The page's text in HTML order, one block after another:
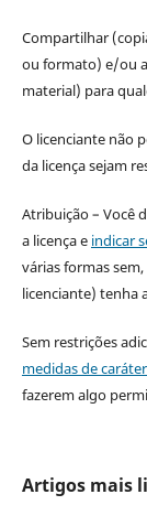
Compartilhar
ou formato) e/ou
material) para
O licenciante não
da licença sejam
Atribuição – Você
a licença e indicar
várias formas
licenciante) tenha
Sem restrições
medidas de
fazerem algo
Artigos mais